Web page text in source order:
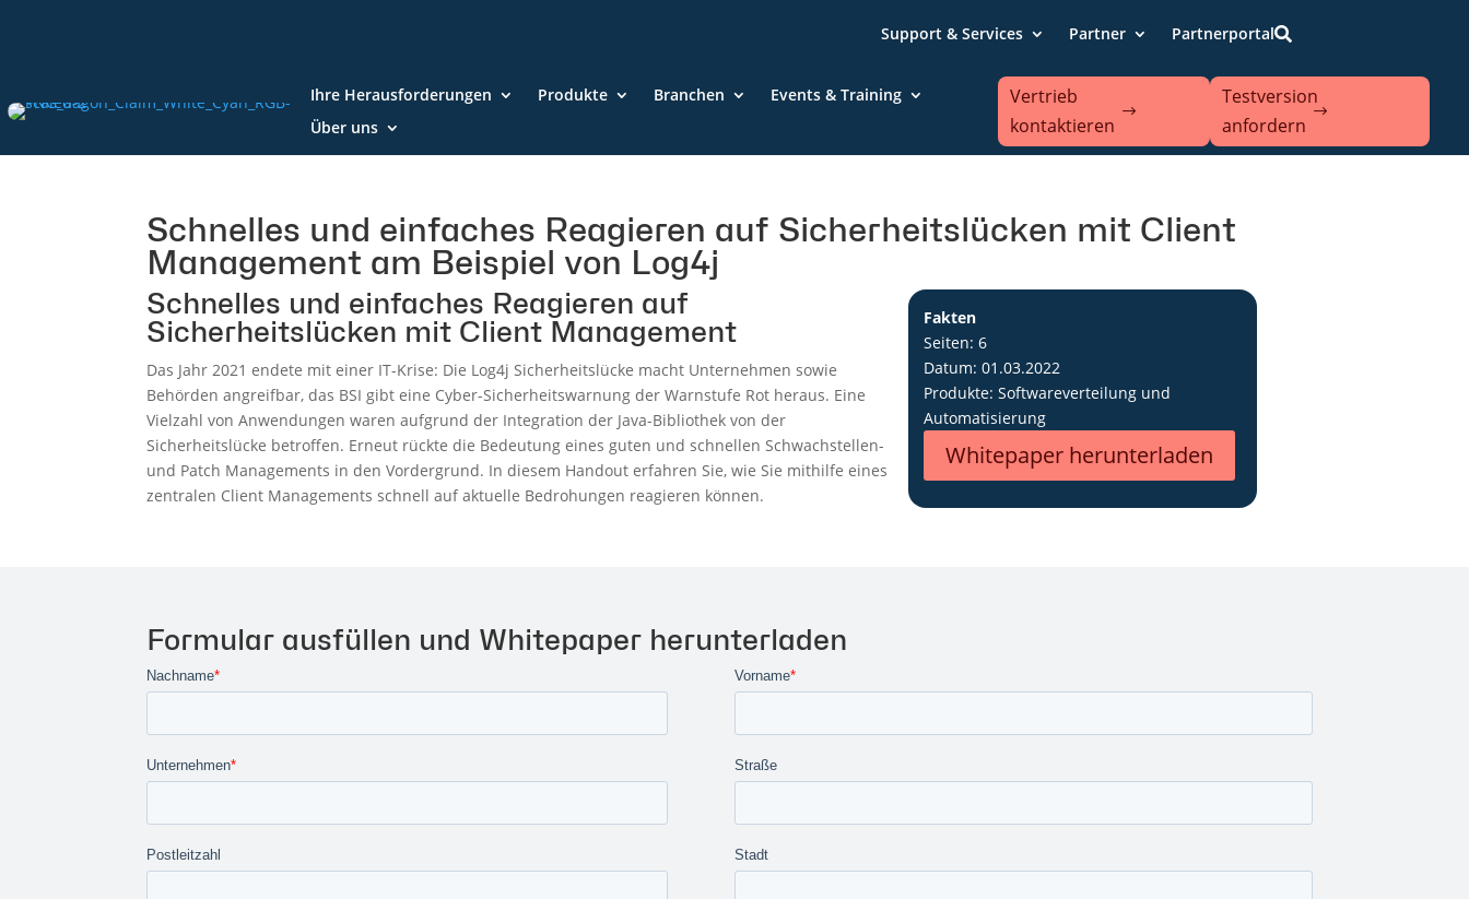
Support & Services Partner Partnerportal
Ihre Herausforderungen Produkte Branchen
Events & Training
Über uns
Vertrieb
kontaktieren
Testversion
anfordern
Schnelles und einfaches Reagieren auf Sicherheitslücken mit Client
Management am Beispiel von Log4j
Schnelles und einfaches Reagieren auf
Sicherheitslücken mit Client Management
Das Jahr 2021 endete mit einer IT-Krise: Die Log4j Sicherheitslücke macht Unternehmen sowie
Behörden angreifbar, das BSI gibt eine Cyber-Sicherheitswarnung der Warnstufe Rot heraus. Eine
Vielzahl von Anwendungen waren aufgrund der Integration der Java-Bibliothek von der
Sicherheitslücke betroffen. Erneut rückte die Bedeutung eines guten und schnellen Schwachstellen-
und Patch Managements in den Vordergrund. In diesem Handout erfahren Sie, wie Sie mithilfe eines
zentralen Client Managements schnell auf aktuelle Bedrohungen reagieren können.
Fakten
Seiten: 6
Datum: 01.03.2022
Produkte: Softwareverteilung und
Automatisierung
Whitepaper herunterladen
Formular ausfüllen und Whitepaper herunterladen